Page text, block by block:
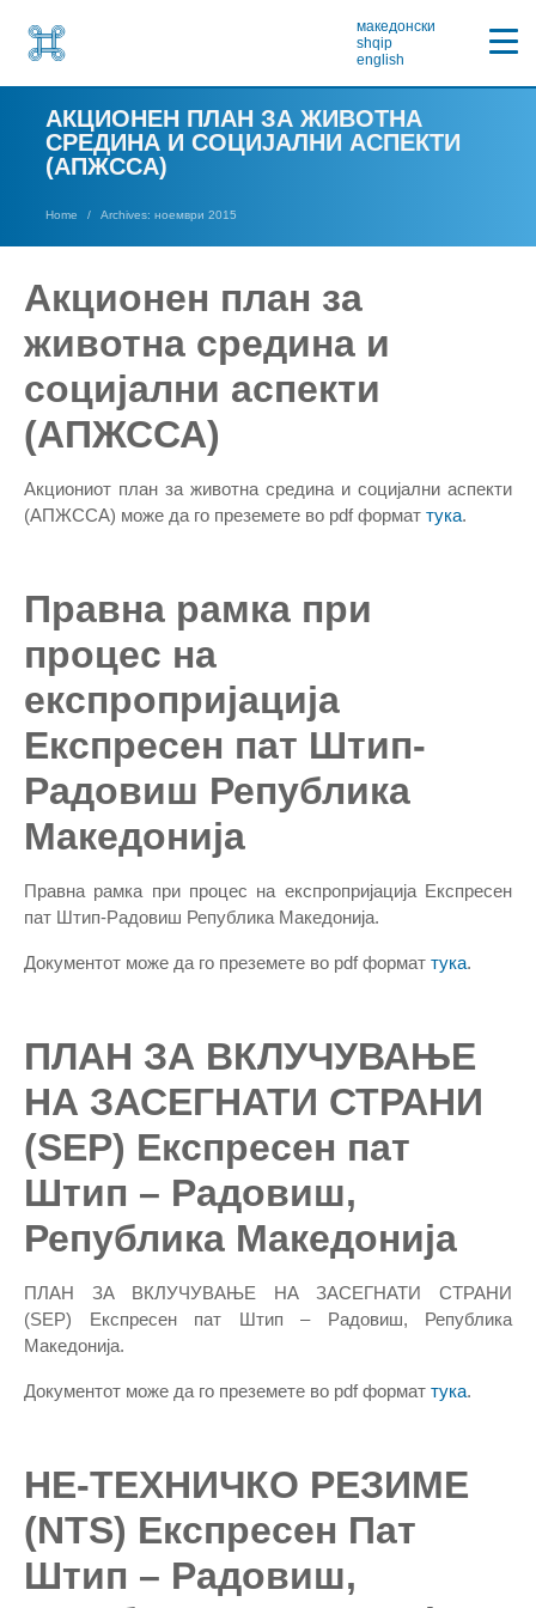
македонски
shqip
english
АКЦИОНЕН ПЛАН ЗА ЖИВОТНА
СРЕДИНА И СОЦИЈАЛНИ АСПЕКТИ
(АПЖССА)
Home Archives: ноември 2015
Акционен план за
животна средина и
социјални аспекти
(АПЖССА)
Акциониот план за животна средина и социјални аспекти
(АПЖССА) може да го преземете во pdf формат тука.
Правна рамка при
процес на
експропријација
Експресен пат Штип-
Радовиш Република
Македонија
Правна рамка при процес на експропријација Експресен
пат Штип-Радовиш Република Македонија.
Документот може да го преземете во pdf формат тука.
ПЛАН ЗА ВКЛУЧУВАЊЕ
НА ЗАСЕГНАТИ СТРАНИ
(SEP) Експресен пат
Штип – Радовиш,
Република Македонија
ПЛАН ЗА ВКЛУЧУВАЊЕ НА ЗАСЕГНАТИ СТРАНИ
(SEP) Експресен пат Штип – Радовиш, Република
Македонија.
Документот може да го преземете во pdf формат тука.
НЕ-ТЕХНИЧКО РЕЗИМЕ
(NTS) Експресен Пат
Штип – Радовиш,